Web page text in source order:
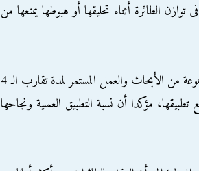
الطائرة أثناء تحليقها أو هبوطها يمنعها من
وأشار محمد علاء إلى أنه تم التوصل إلى هذا الاختراع بعد مجموعة من الأبحاث والعمل المستمر لمدة تقارب الـ 4
مؤكدا أن نسبة التطبيق العملية ونجاحها